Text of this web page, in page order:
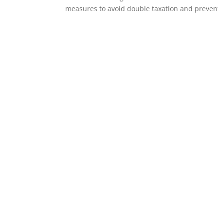
measures to avoid double taxation and